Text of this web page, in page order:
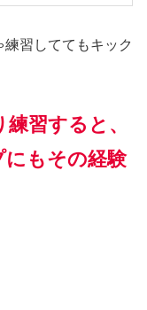
習しててもキック
習すると、
もその経験